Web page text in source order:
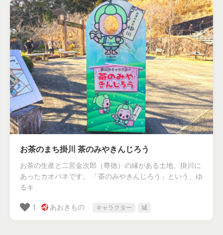
お茶のまち掛川 茶のみやきんじろう
お茶の生産と二宮金次郎（尊徳）の縁がある土地、掛川に
あったカオパネです。 「茶のみやきんじろう」という、ゆ
るキ...
1 あおきもの. キャラクター 城